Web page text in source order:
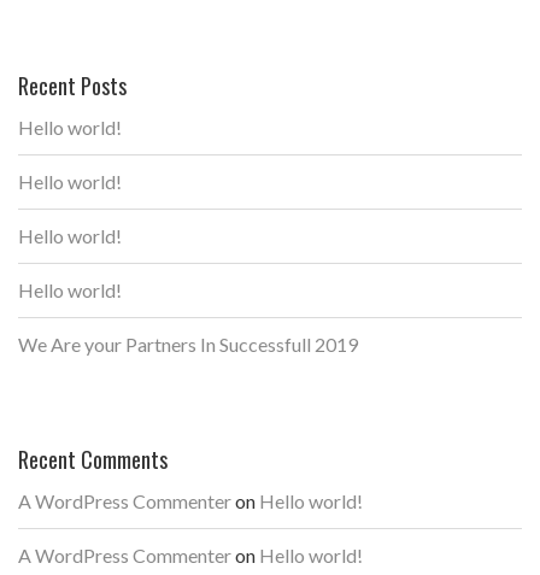
Recent Posts
Hello world!
Hello world!
Hello world!
Hello world!
We Are your Partners In Successfull 2019
Recent Comments
A WordPress Commenteron Hello world!
A WordPress Commenteron Hello world!